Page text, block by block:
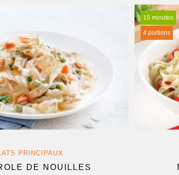
PRINCIPAUX
DE NOUILLES
15 minutes
4 portions